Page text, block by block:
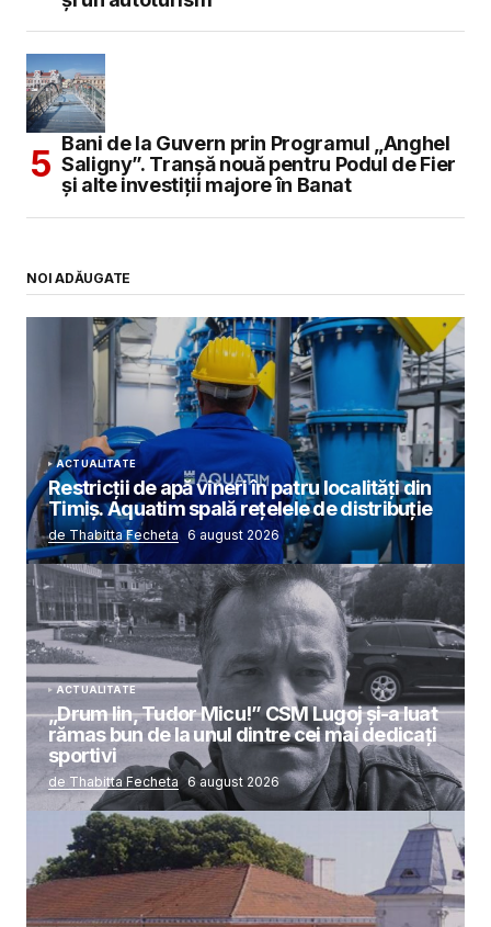
Bani de la Guvern prin Programul „Anghel
Saligny”. Tranșă nouă pentru Podul de Fier
și alte investiții majore în Banat
NOI ADĂUGATE
ACTUALITATE
Restricții de apă vineri în patru localități din
Timiș. Aquatim spală rețelele de distribuție
de Thabitta Fecheta 6 august 2026
ACTUALITATE
„Drum lin, Tudor Micu!” CSM Lugoj și-a luat
rămas bun de la unul dintre cei mai dedicați
sportivi
de Thabitta Fecheta 6 august 2026